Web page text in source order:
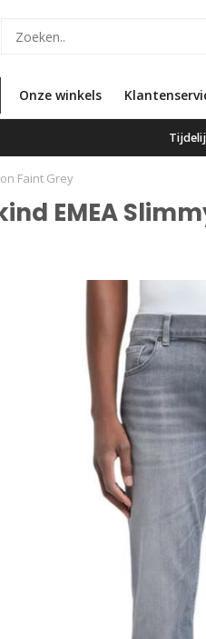
Onze winkels
Klanten geven ons een 9.6
Faint Grey
EMEA